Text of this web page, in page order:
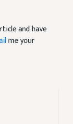
and have
me your